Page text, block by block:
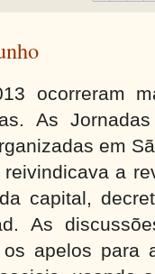
ocorreram
As
em
a
capital,
As
apelos para